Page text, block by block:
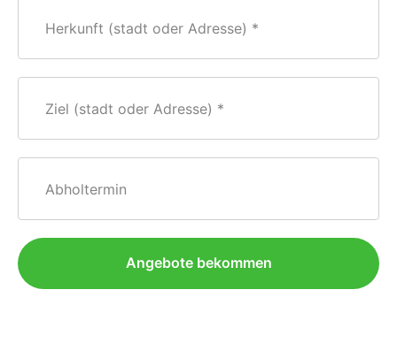
Herkunft (stadt oder Adresse)
Ziel (stadt oder Adresse)
Abholtermin
Angebote bekommen